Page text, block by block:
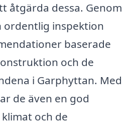
åtgärda dessa. Genom
ordentlig inspektion
baserade
och de
i Garphyttan. Med
de även en god
och de